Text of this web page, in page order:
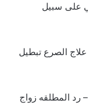
على سبيل
علاج الصرع تبطيل
رد المطلقه زواج